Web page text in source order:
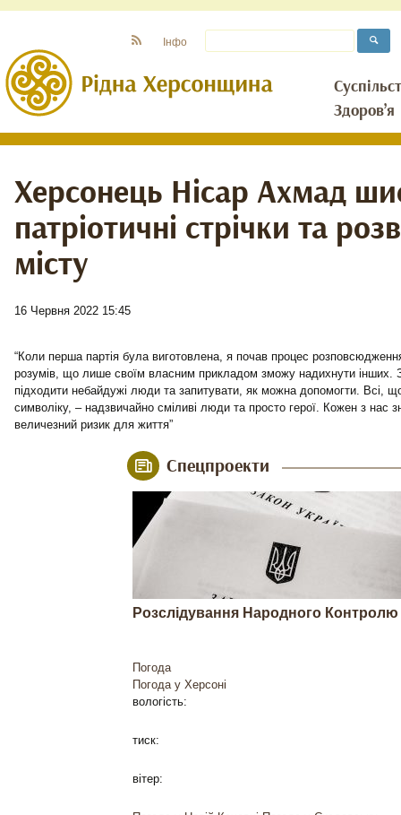
Здоров’я
Інфо
Херсонець Нісар Ахмад
патріотичні стрічки та
місту
16 Червня 2022 15:45
“Коли перша партія була виготовлена, я почав процес
розумів, що лише своїм власним прикладом зможу надихнути інших.
підходити небайдужі люди та запитувати, як можна допомогти. Всі,
символіку, – надзвичайно сміливі люди та просто герої. Кожен з нас
величезний ризик для життя”
Спецпроекти
Розслідування Народного Контролю
Погода
Погода у Херсоні
вологість:
тиск:
вітер: